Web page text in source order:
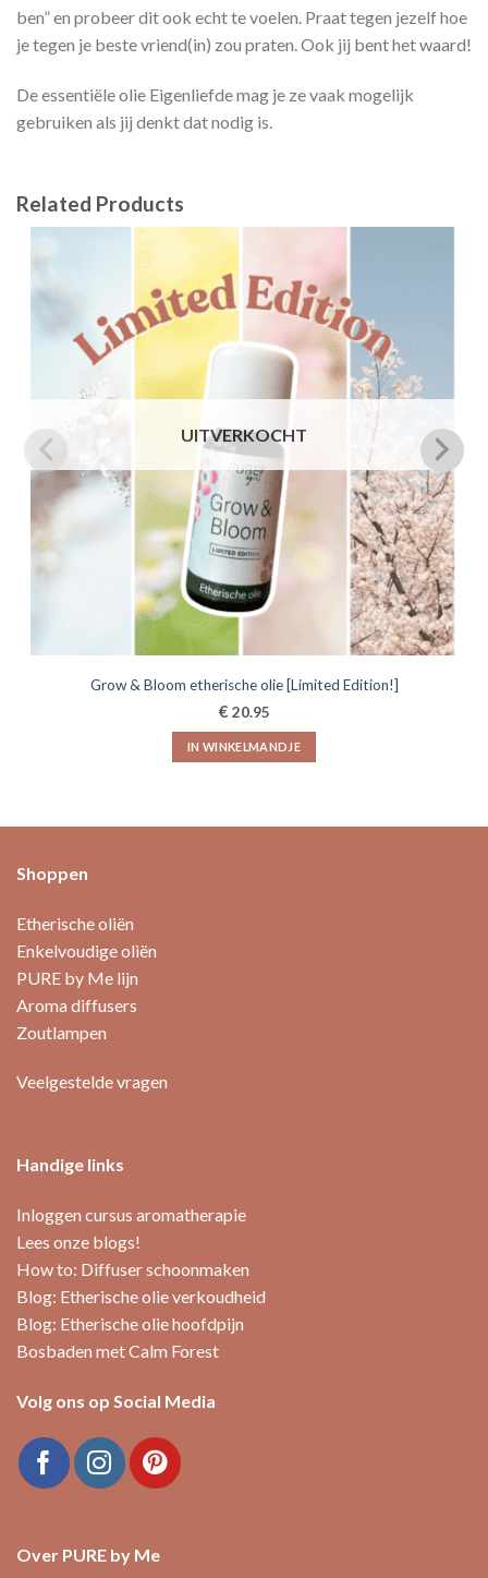
ben” en probeer dit ook echt te voelen. Praat tegen jezelf hoe
je tegen je beste vriend(in) zou praten. Ook jij bent het waard!
De essentiële olie Eigenliefde mag je ze vaak mogelijk
gebruiken als jij denkt dat nodig is.
Related Products
UITVERKOCHT
Grow & Bloom etherische olie [Limited Edition!]
€ 20.95
IN WINKELMANDJE
Shoppen
Etherische oliën
Enkelvoudige oliën
PURE by Me lijn
Aroma diffusers
Zoutlampen
Veelgestelde vragen
Handige links
Inloggen cursus aromatherapie
Lees onze blogs!
How to: Diffuser schoonmaken
Blog: Etherische olie verkoudheid
Blog: Etherische olie hoofdpijn
Bosbaden met Calm Forest
Volg ons op Social Media
Over PURE by Me